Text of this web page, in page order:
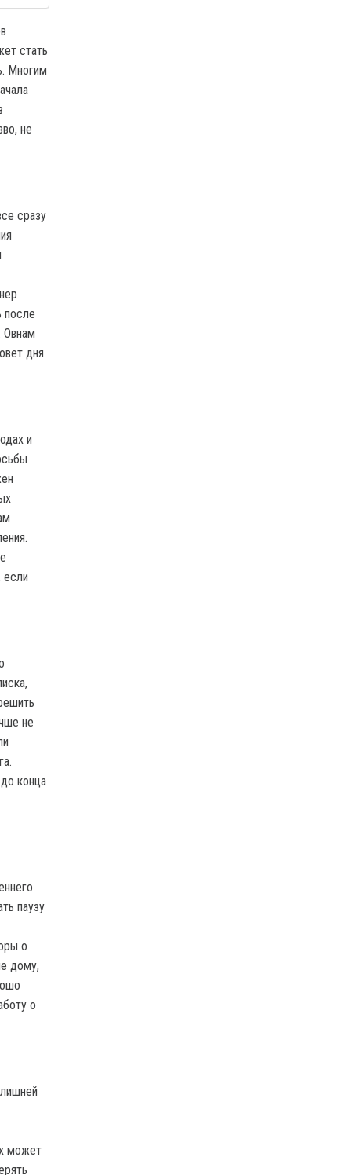
стать
Многим
не
сразу
после
Овнам
дня
и
если
не
конца
паузу
о
дому,
о
может